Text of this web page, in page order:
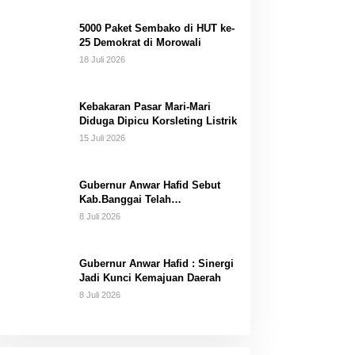
5000 Paket Sembako di HUT ke-
25 Demokrat di Morowali
18 Juli 2026
Kebakaran Pasar Mari-Mari
Diduga Dipicu Korsleting Listrik
15 Juli 2026
Gubernur Anwar Hafid Sebut
Kab.Banggai Telah
“Melahirkan” Generasi…
8 Juli 2026
Gubernur Anwar Hafid : Sinergi
Jadi Kunci Kemajuan Daerah
8 Juli 2026